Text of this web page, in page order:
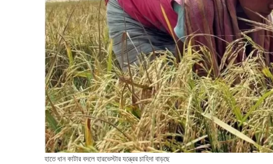
হাতে ধান কাটার বদলে হারভেস্টার যন্ত্রের চাহিদা বাড়ছে